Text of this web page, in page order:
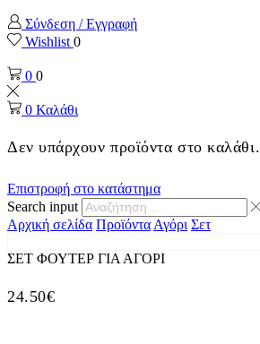
Σύνδεση / Εγγραφή
Wishlist 0
0 0
0 Καλάθι
Δεν υπάρχουν προϊόντα στο καλάθι.
Επιστροφή στο κατάστημα
Search input
Αρχική σελίδα ΠροϊόνταΑγόρι Σετ
ΣΕΤ ΦΟΥΤΕΡ ΓΙΑ ΑΓΟΡΙ
24.50€